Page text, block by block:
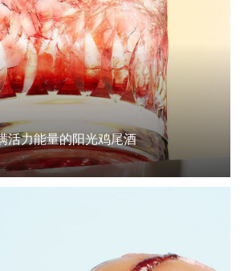
活力能量的阳光鸡尾酒
常棒，气温超过25度，阳光明媚，这
完美天气。